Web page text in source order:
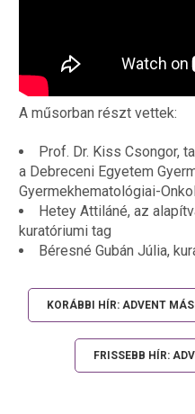
A műsorban részt vettek:
Prof. Dr. Kiss Csongor,
a Debreceni Egyetem
Gyermekhematológiai-
Hetey Attiláné, az
kuratóriumi tag
Béresné Gubán Júlia,
KORÁBBI HÍR: ADVENT
FRISSEBB HÍR: